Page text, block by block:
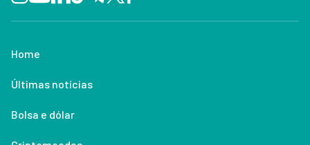
Home
Últimas notícias
Bolsa e dólar